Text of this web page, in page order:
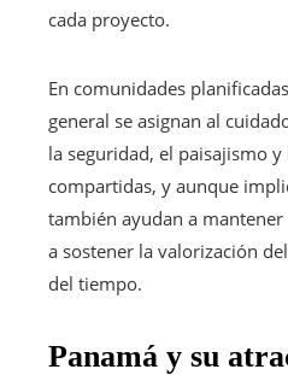
cada proyecto.
En comunidades
general se asignan al
la seguridad, el paisajismo
compartidas, y aunque
también ayudan a
a sostener la valorización
del tiempo.
Panamá y su